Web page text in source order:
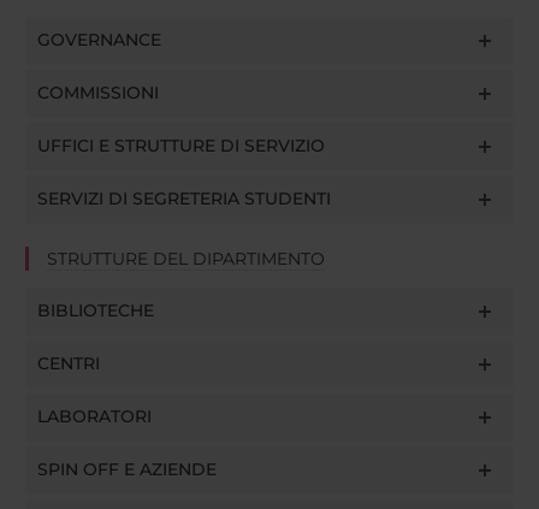
GOVERNANCE
COMMISSIONI
UFFICI E STRUTTURE DI SERVIZIO
SERVIZI DI SEGRETERIA STUDENTI
STRUTTURE DEL DIPARTIMENTO
BIBLIOTECHE
CENTRI
LABORATORI
SPIN OFF E AZIENDE